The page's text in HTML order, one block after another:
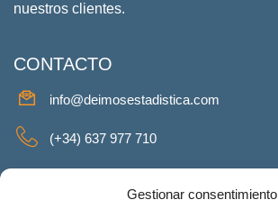
Gestionar consentimiento
nuestros clientes.
CONTACTO
info@deimosestadistica.com
(+34) 637 977 710